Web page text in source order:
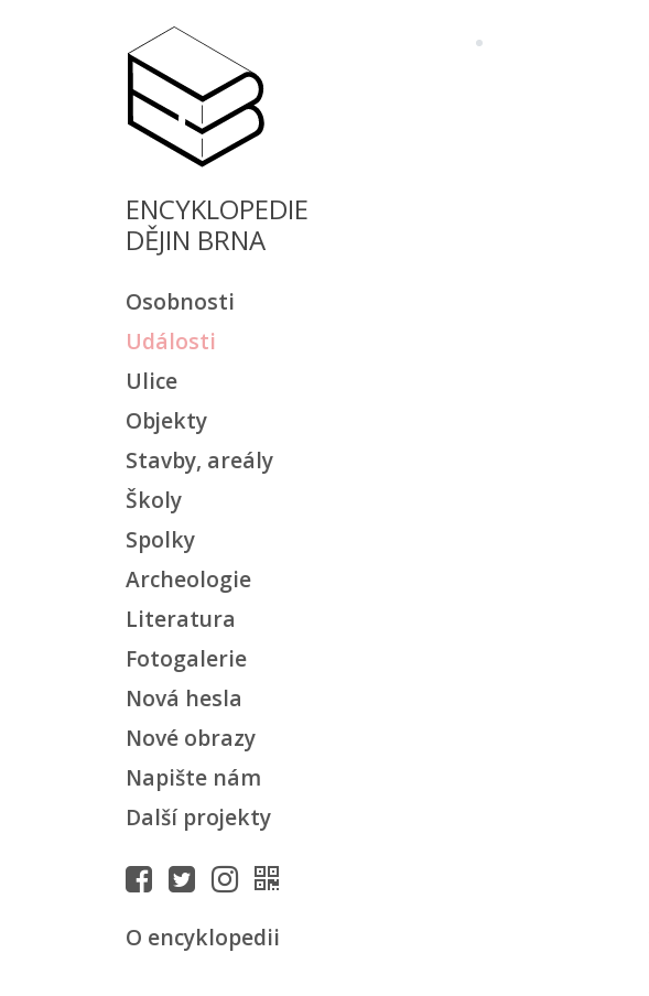
ENCYKLOPEDIE
DĚJIN BRNA
Osobnosti
Události
Ulice
Objekty
Stavby, areály
Školy
Spolky
Archeologie
Literatura
Fotogalerie
Nová hesla
Nové obrazy
Napište nám
Další projekty
O encyklopedii